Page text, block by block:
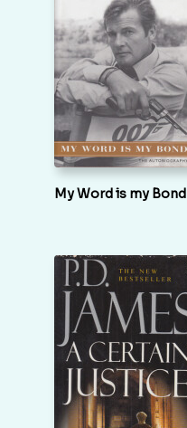
My Word is my Bond